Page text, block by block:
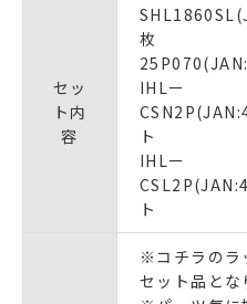
セッ
ト内
容
枚
IHLー
ト
IHLー
ト
※コチラのラ
セット品とな